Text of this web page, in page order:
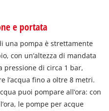
e portata
una pompa è strettamente
con un’altezza di mandata
pressione di circa 1 bar,
l’acqua fino a oltre 8 metri.
puoi pompare all’ora: con
le pompe per acque